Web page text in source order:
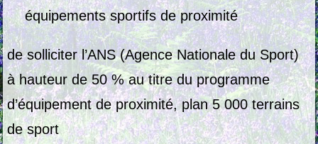
équipements sportifs de proximité
de solliciter l’ANS (Agence Nationale du Sport)
à hauteur de 50 % au titre du programme
d’équipement de proximité, plan 5 000 terrains
de sport